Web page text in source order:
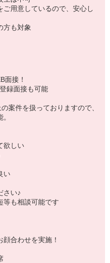
用意しているので、安心し
方も対象
面接！
録面接も可能
案件を扱っておりますので、
欲しい
い
さい♪
も相談可能です
合わせを実施！